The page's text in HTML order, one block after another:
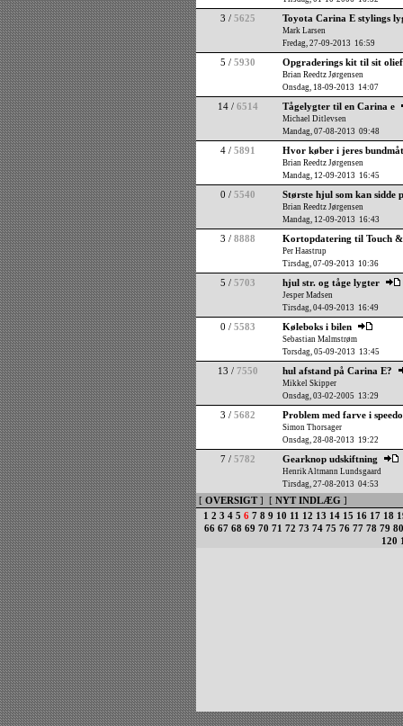
3 / 5625 Toyota Carina E stylings
Mark Larsen
Fredag, 27-09-2013 16:59
5 / 5930 Opgraderings kit til sit
Brian Reedtz Jørgensen
Onsdag, 18-09-2013 14:07
14 / 6514 Tågelygter til en Carina e
Michael Ditlevsen
Mandag, 07-08-2013 09:48
4 / 5891 Hvor køber i jeres
Brian Reedtz Jørgensen
Mandag, 12-09-2013 16:45
0 / 5540 Største hjul som kan sidde
Brian Reedtz Jørgensen
Mandag, 12-09-2013 16:43
3 / 8888 Kortopdatering til Touch
Per Haastrup
Tirsdag, 07-09-2013 10:36
5 / 5703 hjul str. og tåge lygter
Jesper Madsen
Tirsdag, 04-09-2013 16:49
0 / 5583 Køleboks i bilen
Sebastian Malmstrøm
Torsdag, 05-09-2013 13:45
13 / 7550 hul afstand på Carina E?
Mikkel Skipper
Onsdag, 03-02-2005 13:29
3 / 5682 Problem med farve i
Simon Thorsager
Onsdag, 28-08-2013 19:22
7 / 5782 Gearknop udskiftning
Henrik Altmann Lundsgaard
Tirsdag, 27-08-2013 04:53
[ OVERSIGT] [ NYT INDLÆG ]
1 2 3 4 5 6 7 8 9 10 11 12 13 14 15 16 17 18
66 67 68 69 70 71 72 73 74 75 76 77 78 79 80
120